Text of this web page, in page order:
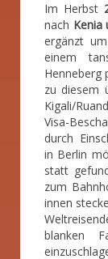
Im Herbst
nach Kenia
ergänzt
einem
Henneberg
zu diesem
Kigali/
Visa-
durch
in Berlin
statt
zum
innen
blanken